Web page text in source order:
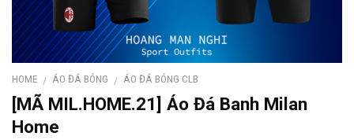
HOME / ÁO ĐÁ BÓNG / ÁO ĐÁ BÓNG CLB
[MÃ MIL.HOME.21] Áo Đá Banh Milan
Home